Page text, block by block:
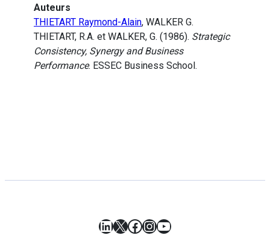
Auteurs
THIETART Raymond-Alain, WALKER G.
THIETART, R.A. et WALKER, G. (1986). Strategic
Consistency, Synergy and Business
Performance. ESSEC Business School.
LinkedIn
X Facebook
Instagram
YouTube